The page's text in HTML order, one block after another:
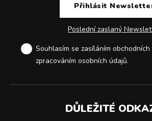
Poslední zaslaný
Souhlasím se zasíláním obchodních
zpracováním osobních údajů.
DŮLEŽITÉ